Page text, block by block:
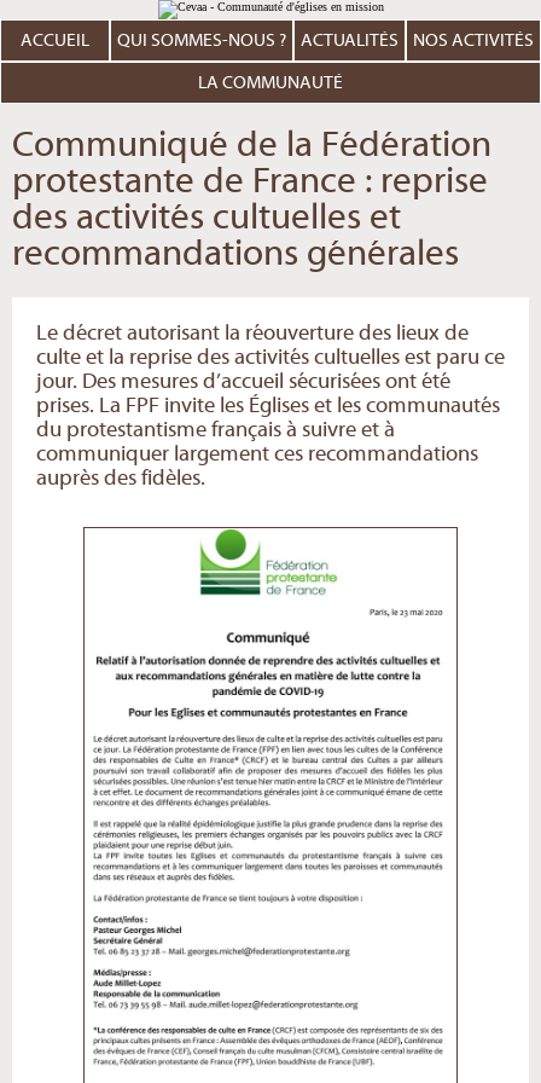
au
contenu.
Aller
personnels
ACCUEIL QUI SOMMES-NOUS ? ACTUALITÉS NOS ACTIVITÉS
LA COMMUNAUTÉ
Communiqué de la Fédération
protestante de France : reprise
des activités cultuelles et
recommandations générales
Le décret autorisant la réouverture des lieux de
culte et la reprise des activités cultuelles est paru ce
jour. Des mesures d’accueil sécurisées ont été
prises. La FPF invite les Églises et les communautés
du protestantisme français à suivre et à
communiquer largement ces recommandations
auprès des fidèles.